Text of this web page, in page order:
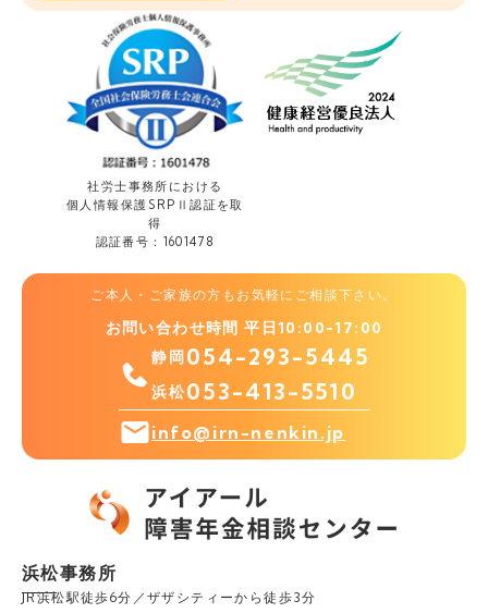
社労士事務所における
個人情報保護SRPⅡ認証を取
得
認証番号：1601478
ご本人・ご家族の方もお気軽にご相談下さい。
お問い合わせ時間 平日10:00-17:00
静岡054-293-5445
浜松053-413-5510
info@irn-nenkin.jp
浜松事務所
JR浜松駅徒歩6分／ザザシティーから徒歩3分